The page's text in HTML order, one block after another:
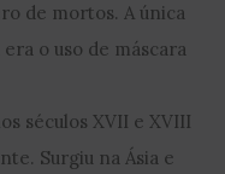
de mortos. A única
o uso de máscara
séculos XVII e XVIII
Surgiu na Ásia e